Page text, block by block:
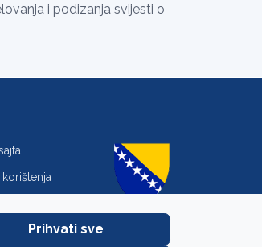
i podizanja svijesti o
Prihvati sve